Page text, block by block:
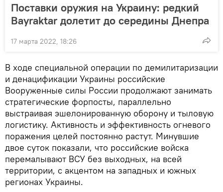
Поставки оружия на Украину: редкий
Bayraktar долетит до середины Днепра
17 марта 2022, 18:26
В ходе специальной операции по демилитаризации
и денацификации Украины российские
Вооруженные силы России продолжают занимать
стратегические форпосты, параллельно
выстраивая эшелонированную оборону и тыловую
логистику. Активность и эффективность огневого
поражения целей постоянно растут. Минувшие
двое суток показали, что российские войска
перемалывают ВСУ без выходных, на всей
территории, с акцентом на западных и южных
регионах Украины.